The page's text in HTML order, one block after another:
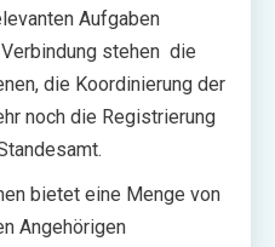
Aufgaben
stehen die
die Koordinierung der
noch die Registrierung
bietet eine Menge von
Angehörigen